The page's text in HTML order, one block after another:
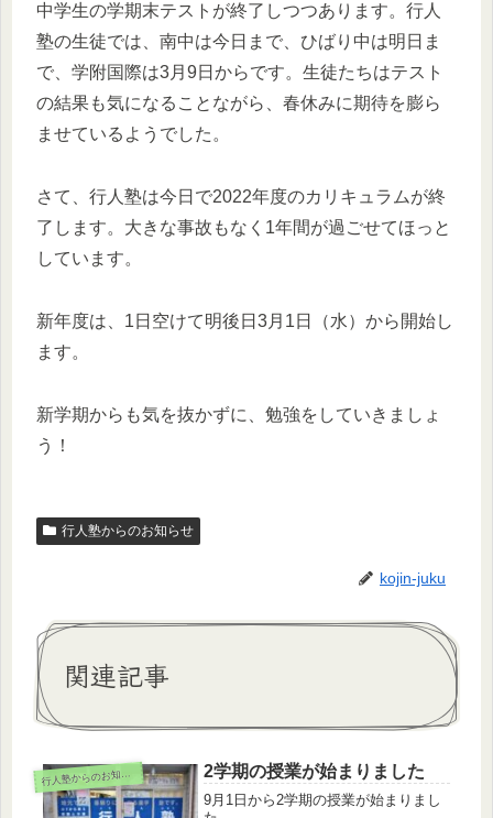
中学生の学期末テストが終了しつつあります。行人
塾の生徒では、南中は今日まで、ひばり中は明日ま
で、学附国際は3月9日からです。生徒たちはテスト
の結果も気になることながら、春休みに期待を膨ら
ませているようでした。
さて、行人塾は今日で2022年度のカリキュラムが終
了します。大きな事故もなく1年間が過ごせてほっと
しています。
新年度は、1日空けて明後日3月1日（水）から開始し
ます。
新学期からも気を抜かずに、勉強をしていきましょ
う！
行人塾からのお知らせ
kojin-juku
関連記事
行
人塾からのお知らせ 2学期の授業が始まりました
9月1日から2学期の授業が始まりまし